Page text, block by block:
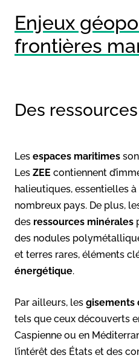
Enjeux
frontières
Des
Les espaces maritimes
Les ZEE contiennent
halieutiques, essentielles à
nombreux pays. De plus,
des ressources minérales
des nodules
et terres rares, éléments
énergétique.
Par ailleurs, les gisements
tels que ceux découverts
Caspienne ou en
l’intérêt des États et des